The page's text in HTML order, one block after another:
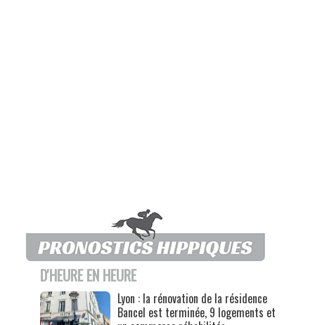
D'HEURE EN HEURE
Lyon : la rénovation de la résidence
Bancel est terminée, 9 logements et